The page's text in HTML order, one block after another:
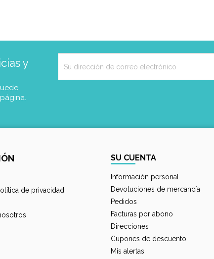
y
de privacidad
SU CUENTA
Información personal
Devoluciones de mercancía
Pedidos
Facturas por abono
Direcciones
Cupones de descuento
Mis alertas